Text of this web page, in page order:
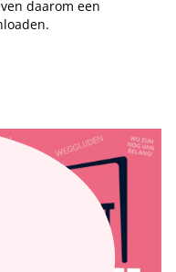
daarom een